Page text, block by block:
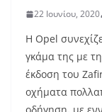
22 Ιουνίου, 2020
Η Opel
γκάμα της με
έκδοση του
οχήματα